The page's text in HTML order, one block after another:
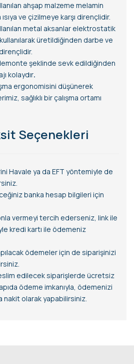
ahşap malzeme melamin
ve çizilmeye karşı dirençlidir.
metal aksanlar elektrostatik
üretildiğinden darbe ve
şeklinde sevk edildiğinden
kolaydır.
ergonomisini düşünerek
sağlıklı bir çalışma ortamı
Seçenekleri
Havale ya da EFT yöntemiyle de
banka hesap bilgileri için
vermeyi tercih ederseniz, link ile
kredi kartı ile ödemeniz
ödemeler için de siparişinizi
edilecek siparişlerde ücretsiz
ödeme imkanıyla, ödemenizi
nakit olarak yapabilirsiniz.